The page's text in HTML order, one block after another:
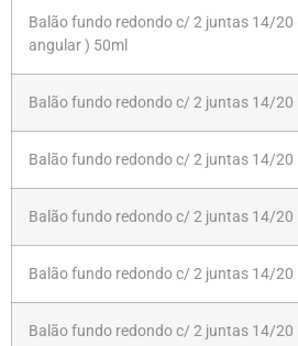
Balão fundo redondo c/ 2 juntas 14/20
angular ) 50ml
Balão fundo redondo c/ 2 juntas 14/20
Balão fundo redondo c/ 2 juntas 14/20
Balão fundo redondo c/ 2 juntas 14/20
Balão fundo redondo c/ 2 juntas 14/20
Balão fundo redondo c/ 2 juntas 14/20